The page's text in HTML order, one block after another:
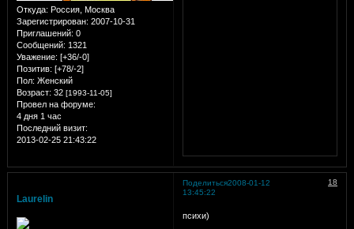
Откуда: Россия, Москва
Зарегистрирован: 2007-10-31
Приглашений: 0
Сообщений: 1321
Уважение: [+36/-0]
Позитив: [+78/-2]
Пол: Женский
Возраст: 32 [1993-11-05]
Провел на форуме:
4 дня 1 час
Последний визит:
2013-02-25 21:43:22
Поделиться 18
2008-01-12
13:45:22
Laurelin
психи)